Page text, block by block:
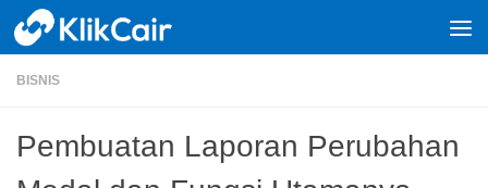
Skip to content
BISNIS
Pembuatan Laporan Perubahan